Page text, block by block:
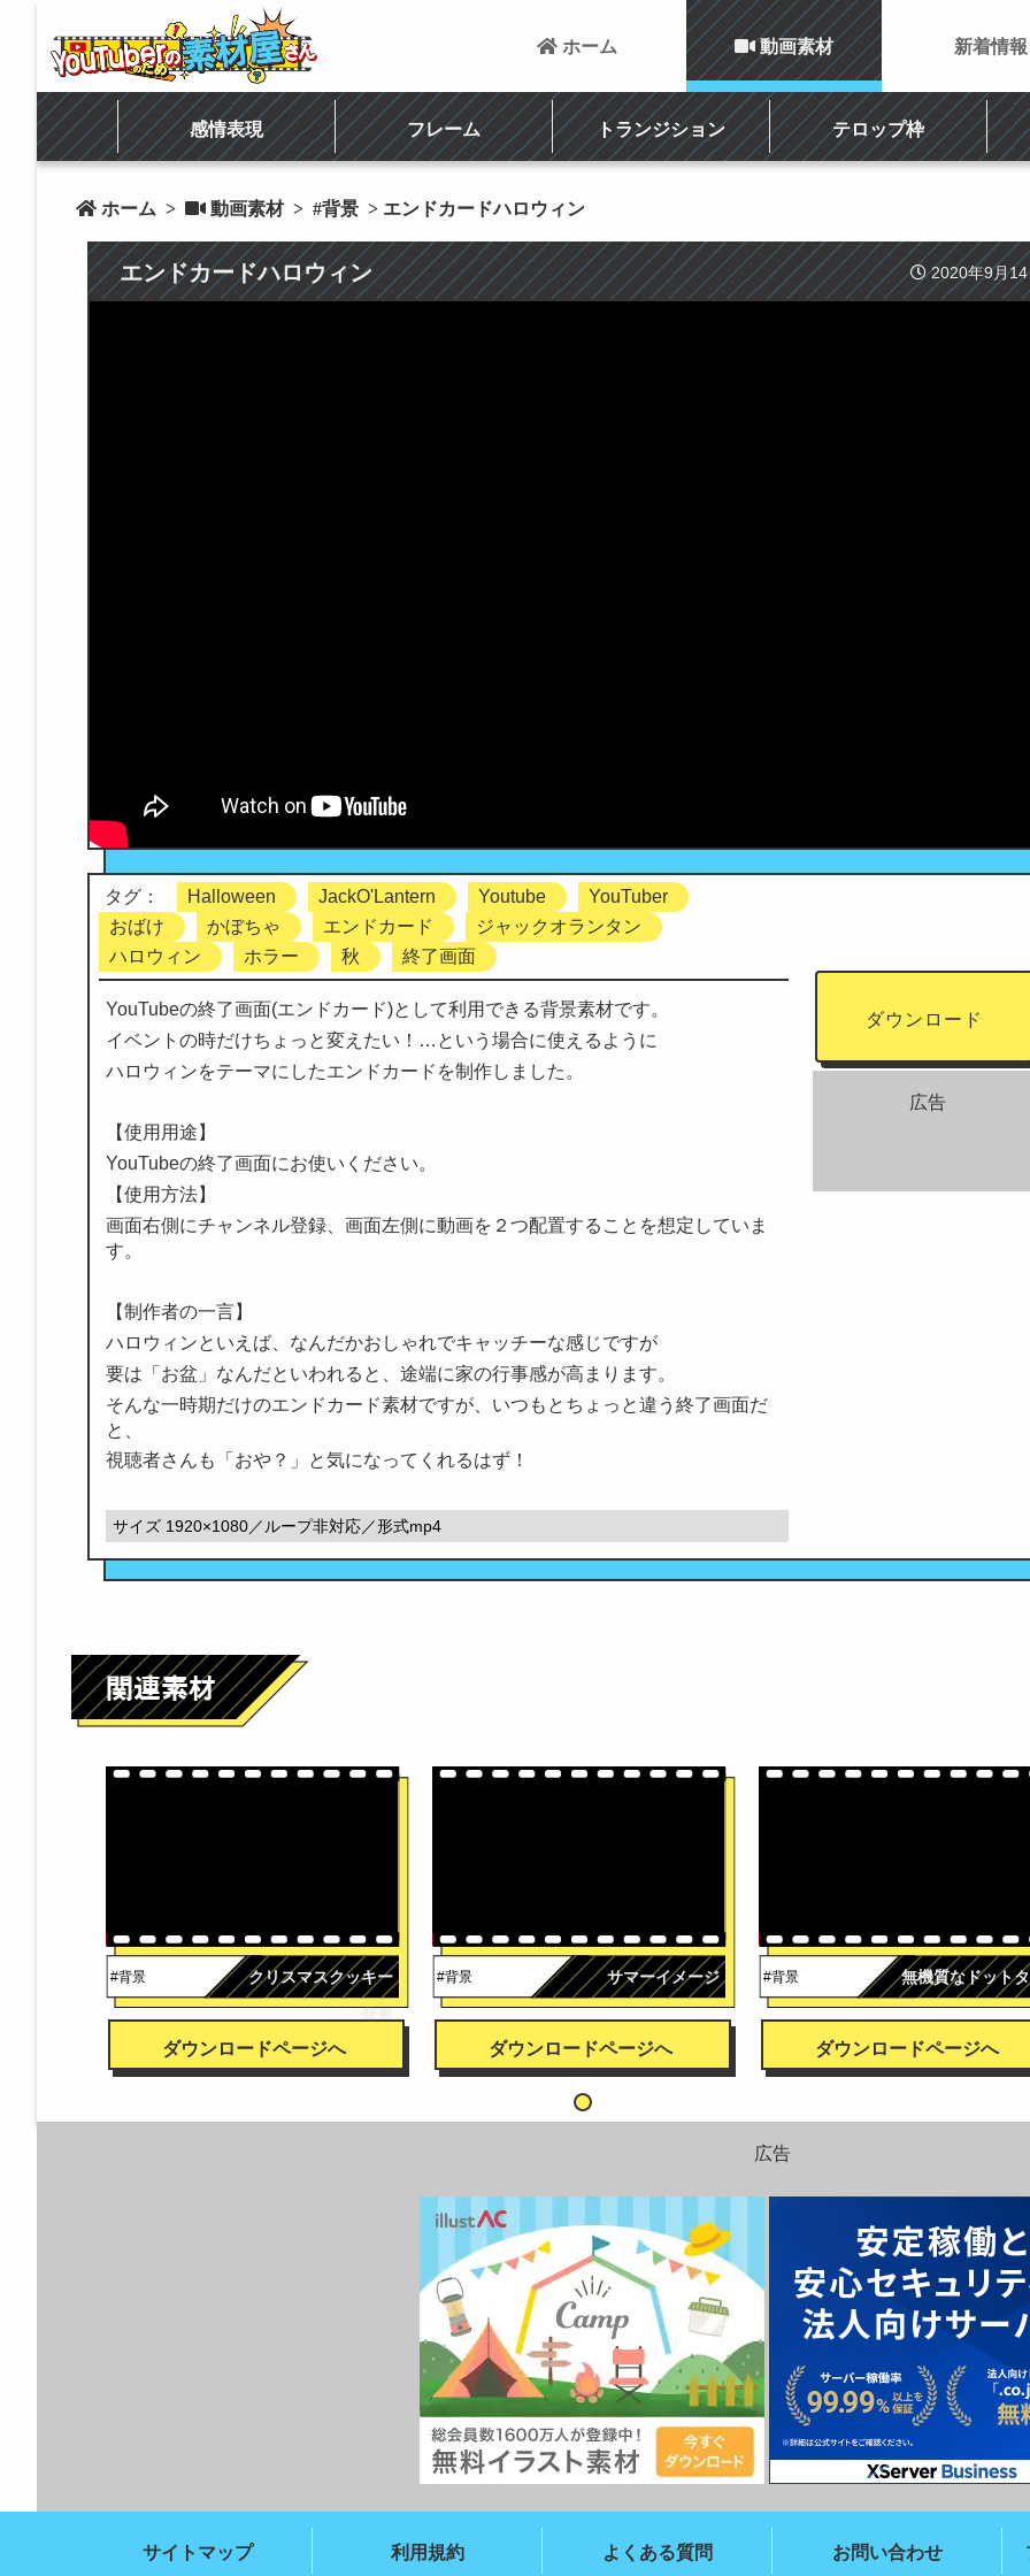
 ホーム  動画素材
感情表現 フレーム トランジション テロップ枠
新着情報
 ホーム >  動画素材 > #背景 > エンドカードハロウィン
エンドカードハロウィン 2020年9月
タグ： Halloween JackO'Lantern Youtube
YouTuber
おばけ
かぼちゃ エンドカード
ジャックオランタン
ハロウィン
ホラー 秋 終了画面
ダウンロード
YouTubeの終了画面(エンドカード)として利用できる背景素材です。
イベントの時だけちょっと変えたい！…という場合に使えるように
ハロウィンをテーマにしたエンドカードを制作しました。
【使用用途】
YouTubeの終了画面にお使いください。
【使用方法】
画面右側にチャンネル登録、画面左側に動画を２つ配置することを想定していま
す。
【制作者の一言】
ハロウィンといえば、なんだかおしゃれでキャッチーな感じですが
要は「お盆」なんだといわれると、途端に家の行事感が高まります。
そんな一時期だけのエンドカード素材ですが、いつもとちょっと違う終了画面だ
と、
視聴者さんも「おや？」と気になってくれるはず！
サイズ 1920×1080／ループ非対応／形式mp4
広告
#背景 クリスマスクッキー
背景
ダウンロードページへ
#背景 サマーイメージ
ダウンロードページへ
#背景 無機質なドット
ダウンロードページへ
広告
サイトマップ 利用規約 よくある質問 お問い合わせ